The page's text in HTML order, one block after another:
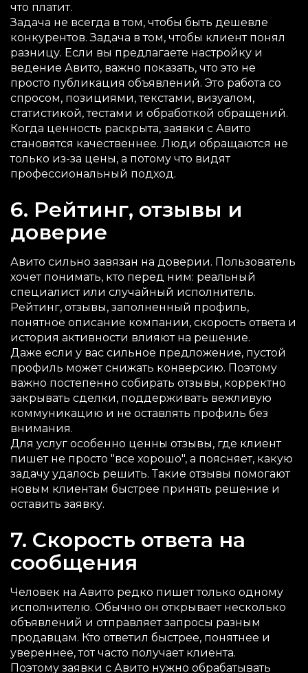
что платит.
Задача не всегда в том, чтобы быть дешевле
конкурентов. Задача в том, чтобы клиент понял
разницу. Если вы предлагаете настройку и
ведение Авито, важно показать, что это не
просто публикация объявлений. Это работа со
спросом, позициями, текстами, визуалом,
статистикой, тестами и обработкой обращений.
Когда ценность раскрыта, заявки с Авито
становятся качественнее. Люди обращаются не
только из-за цены, а потому что видят
профессиональный подход.
6. Рейтинг, отзывы и
доверие
Авито сильно завязан на доверии. Пользователь
хочет понимать, кто перед ним: реальный
специалист или случайный исполнитель.
Рейтинг, отзывы, заполненный профиль,
понятное описание компании, скорость ответа и
история активности влияют на решение.
Даже если у вас сильное предложение, пустой
профиль может снижать конверсию. Поэтому
важно постепенно собирать отзывы, корректно
закрывать сделки, поддерживать вежливую
коммуникацию и не оставлять профиль без
внимания.
Для услуг особенно ценны отзывы, где клиент
пишет не просто "все хорошо", а поясняет, какую
задачу удалось решить. Такие отзывы помогают
новым клиентам быстрее принять решение и
оставить заявку.
7. Скорость ответа на
сообщения
Человек на Авито редко пишет только одному
исполнителю. Обычно он открывает несколько
объявлений и отправляет запросы разным
продавцам. Кто ответил быстрее, понятнее и
увереннее, тот часто получает клиента.
Поэтому заявки с Авито нужно обрабатывать